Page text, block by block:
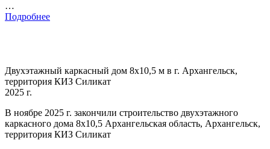
…
Подробнее
Двухэтажный каркасный дом 8х10,5 м в г. Архангельск,
территория КИЗ Силикат
2025 г.
В ноябре 2025 г. закончили строительство двухэтажного
каркасного дома 8х10,5 Архангельская область, Архангельск,
территория КИЗ Силикат